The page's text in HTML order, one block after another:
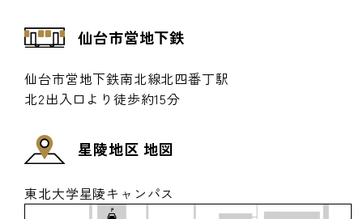
仙台市営地下鉄
仙台市営地下鉄南北線北四番丁駅
北2出入口より徒歩約15分
星陵地区 地図
東北大学星陵キャンパス